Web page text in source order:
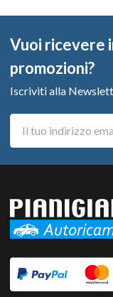
Vuoi ricevere
promozioni?
Iscriviti alla